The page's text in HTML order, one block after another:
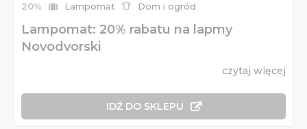
20% Lampomat Dom i ogród
Lampomat: 20% rabatu na lapmy
Novodvorski
czytaj więcej
IDŹ DO SKLEPU